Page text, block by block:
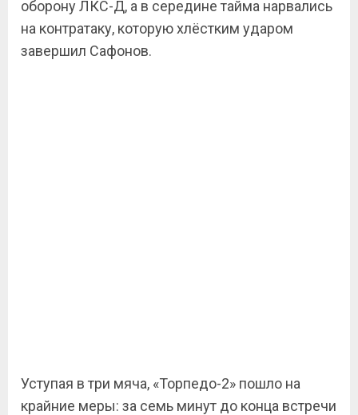
оборону ЛКС-Д, а в середине тайма нарвались
на контратаку, которую хлёстким ударом
завершил Сафонов.
Уступая в три мяча, «Торпедо-2» пошло на
крайние меры: за семь минут до конца встречи